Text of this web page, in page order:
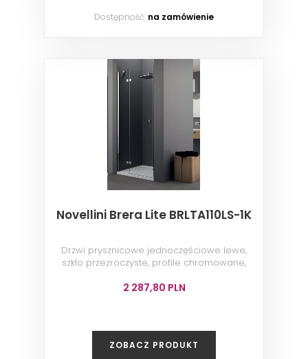
Dostępność: na zamówienie
Novellini Brera Lite BRLTA110LS-1K
Drzwi prysznicowe jednoczęściowe lewe,
szkło przezroczyste, profile chromowane,
2 287,80 PLN
ZOBACZ PRODUKT